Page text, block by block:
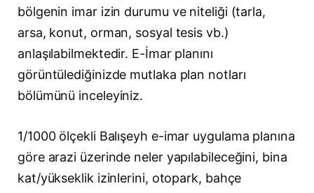
bölgenin imar izin durumu ve niteliği (tarla,
arsa, konut, orman, sosyal tesis vb.)
anlaşılabilmektedir. E-İmar planını
görüntülediğinizde mutlaka plan notları
bölümünü inceleyiniz.
1/1000 ölçekli Balışeyh e-imar uygulama planına
göre arazi üzerinde neler yapılabileceğini, bina
kat/yükseklik izinlerini, otopark, bahçe